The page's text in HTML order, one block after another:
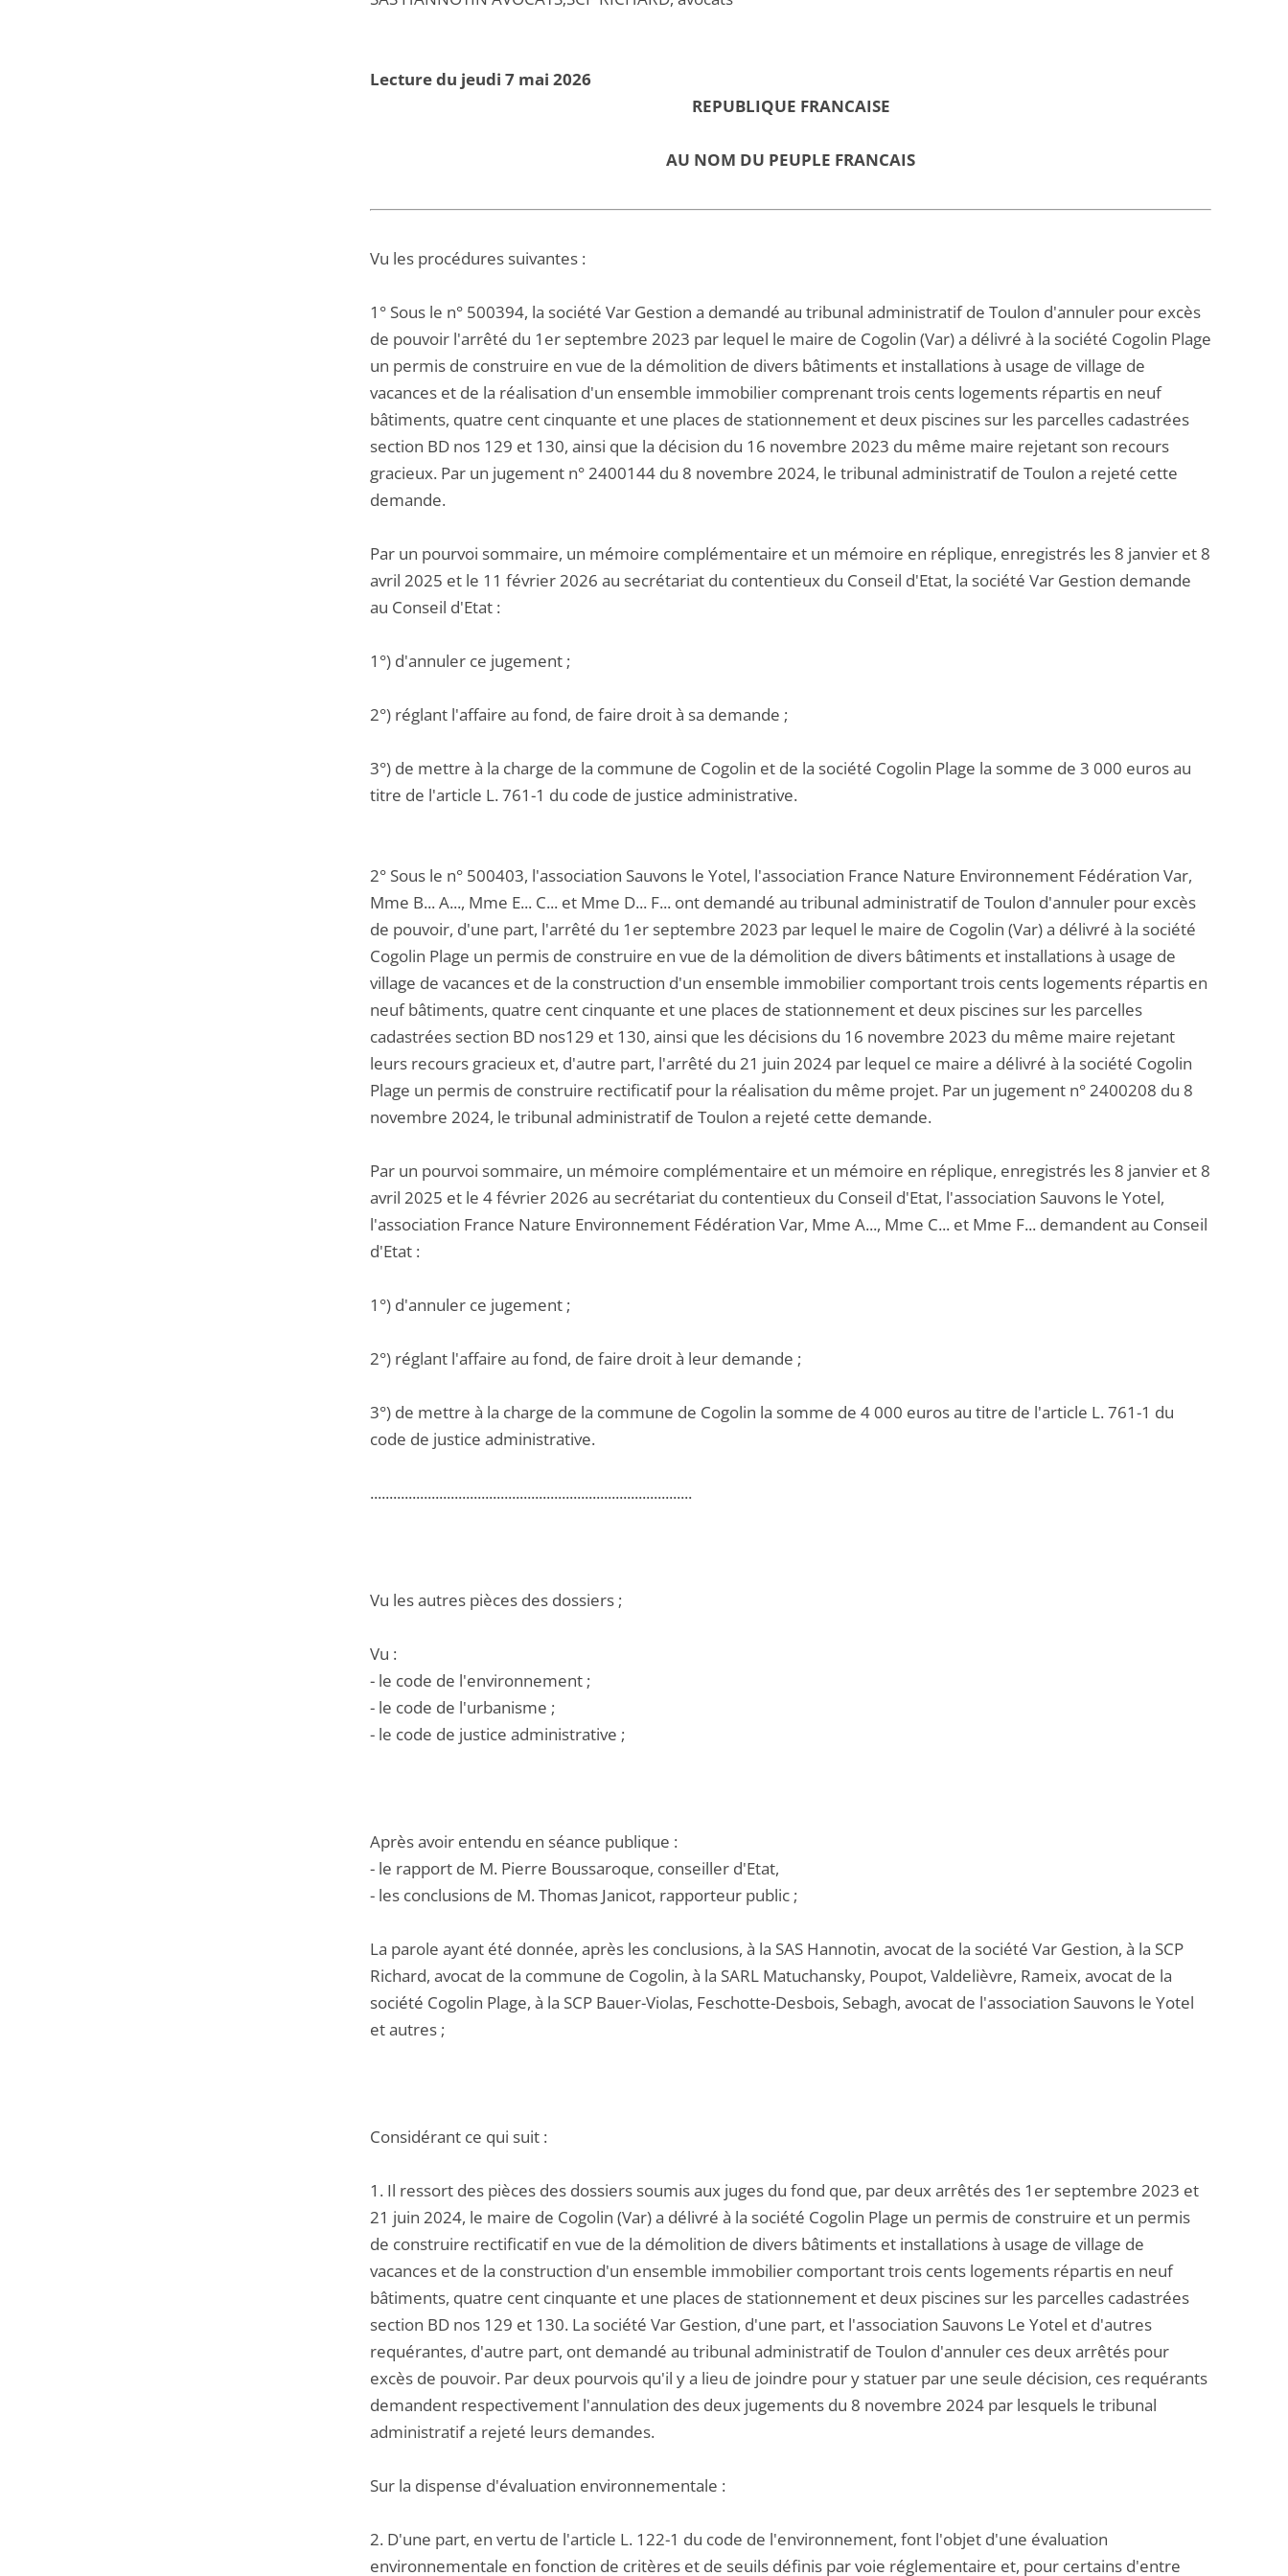
Lecture du jeudi 7 mai 2026
REPUBLIQUE FRANCAISE
AU NOM DU PEUPLE FRANCAIS
Vu les procédures suivantes :
1° Sous le n° 500394, la société Var Gestion a demandé au tribunal administratif de Toulon d'annuler pour excès
de pouvoir l'arrêté du 1er septembre 2023 par lequel le maire de Cogolin (Var) a délivré à la société Cogolin Plage
un permis de construire en vue de la démolition de divers bâtiments et installations à usage de village de
vacances et de la réalisation d'un ensemble immobilier comprenant trois cents logements répartis en neuf
bâtiments, quatre cent cinquante et une places de stationnement et deux piscines sur les parcelles cadastrées
section BD nos 129 et 130, ainsi que la décision du 16 novembre 2023 du même maire rejetant son recours
gracieux. Par un jugement n° 2400144 du 8 novembre 2024, le tribunal administratif de Toulon a rejeté cette
demande.
Par un pourvoi sommaire, un mémoire complémentaire et un mémoire en réplique, enregistrés les 8 janvier et 8
avril 2025 et le 11 février 2026 au secrétariat du contentieux du Conseil d'Etat, la société Var Gestion demande
au Conseil d'Etat :
1°) d'annuler ce jugement ;
2°) réglant l'affaire au fond, de faire droit à sa demande ;
3°) de mettre à la charge de la commune de Cogolin et de la société Cogolin Plage la somme de 3 000 euros au
titre de l'article L. 761-1 du code de justice administrative.
2° Sous le n° 500403, l'association Sauvons le Yotel, l'association France Nature Environnement Fédération Var,
Mme B... A..., Mme E... C... et Mme D... F... ont demandé au tribunal administratif de Toulon d'annuler pour excès
de pouvoir, d'une part, l'arrêté du 1er septembre 2023 par lequel le maire de Cogolin (Var) a délivré à la société
Cogolin Plage un permis de construire en vue de la démolition de divers bâtiments et installations à usage de
village de vacances et de la construction d'un ensemble immobilier comportant trois cents logements répartis en
neuf bâtiments, quatre cent cinquante et une places de stationnement et deux piscines sur les parcelles
cadastrées section BD nos129 et 130, ainsi que les décisions du 16 novembre 2023 du même maire rejetant
leurs recours gracieux et, d'autre part, l'arrêté du 21 juin 2024 par lequel ce maire a délivré à la société Cogolin
Plage un permis de construire rectificatif pour la réalisation du même projet. Par un jugement n° 2400208 du 8
novembre 2024, le tribunal administratif de Toulon a rejeté cette demande.
Par un pourvoi sommaire, un mémoire complémentaire et un mémoire en réplique, enregistrés les 8 janvier et 8
avril 2025 et le 4 février 2026 au secrétariat du contentieux du Conseil d'Etat, l'association Sauvons le Yotel,
l'association France Nature Environnement Fédération Var, Mme A..., Mme C... et Mme F... demandent au Conseil
d'Etat :
1°) d'annuler ce jugement ;
2°) réglant l'affaire au fond, de faire droit à leur demande ;
3°) de mettre à la charge de la commune de Cogolin la somme de 4 000 euros au titre de l'article L. 761-1 du
code de justice administrative.
....................................................................................
Vu les autres pièces des dossiers ;
Vu :
- le code de l'environnement ;
- le code de l'urbanisme ;
- le code de justice administrative ;
Après avoir entendu en séance publique :
- le rapport de M. Pierre Boussaroque, conseiller d'Etat,
- les conclusions de M. Thomas Janicot, rapporteur public ;
La parole ayant été donnée, après les conclusions, à la SAS Hannotin, avocat de la société Var Gestion, à la SCP
Richard, avocat de la commune de Cogolin, à la SARL Matuchansky, Poupot, Valdelièvre, Rameix, avocat de la
société Cogolin Plage, à la SCP Bauer-Violas, Feschotte-Desbois, Sebagh, avocat de l'association Sauvons le Yotel
et autres ;
Considérant ce qui suit :
1. Il ressort des pièces des dossiers soumis aux juges du fond que, par deux arrêtés des 1er septembre 2023 et
21 juin 2024, le maire de Cogolin (Var) a délivré à la société Cogolin Plage un permis de construire et un permis
de construire rectificatif en vue de la démolition de divers bâtiments et installations à usage de village de
vacances et de la construction d'un ensemble immobilier comportant trois cents logements répartis en neuf
bâtiments, quatre cent cinquante et une places de stationnement et deux piscines sur les parcelles cadastrées
section BD nos 129 et 130. La société Var Gestion, d'une part, et l'association Sauvons Le Yotel et d'autres
requérantes, d'autre part, ont demandé au tribunal administratif de Toulon d'annuler ces deux arrêtés pour
excès de pouvoir. Par deux pourvois qu'il y a lieu de joindre pour y statuer par une seule décision, ces requérants
demandent respectivement l'annulation des deux jugements du 8 novembre 2024 par lesquels le tribunal
administratif a rejeté leurs demandes.
Sur la dispense d'évaluation environnementale :
2. D'une part, en vertu de l'article L. 122-1 du code de l'environnement, font l'objet d'une évaluation
environnementale en fonction de critères et de seuils définis par voie réglementaire et, pour certains d'entre